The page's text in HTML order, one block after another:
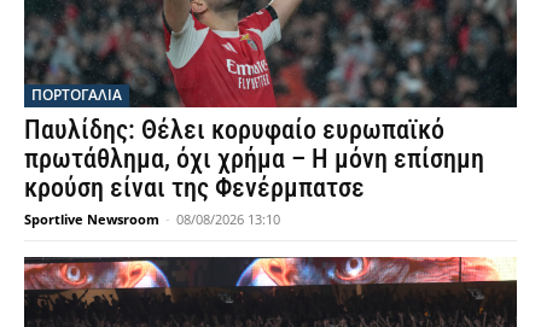
ΠΟΡΤΟΓΑΛΙΑ
Παυλίδης: Θέλει κορυφαίο ευρωπαϊκό
πρωτάθλημα, όχι χρήμα – Η μόνη επίσημη
κρούση είναι της Φενέρμπατσε
Sportlive Newsroom - 08/08/2026 13:10